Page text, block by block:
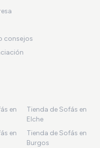
consejos
en
Tienda de Sofás en
Elche
en
Tienda de Sofás en
Burgos